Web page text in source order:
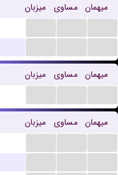
میزبان مساوی میهمان
میزبان مساوی میهمان
میزبان مساوی میهمان